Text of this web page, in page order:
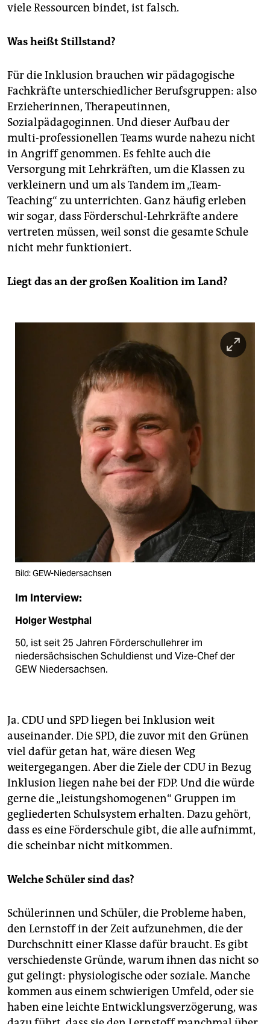
viele Ressourcen bindet, ist falsch.
Was heißt Stillstand?
Für die Inklusion brauchen wir pädagogische
Fachkräfte unterschiedlicher Berufsgruppen: also
Erzieherinnen, Therapeutinnen,
Sozialpädagoginnen. Und dieser Aufbau der
multi-professionellen Teams wurde nahezu nicht
in Angriff genommen. Es fehlte auch die
Versorgung mit Lehrkräften, um die Klassen zu
verkleinern und um als Tandem im „Team-
Teaching“ zu unterrichten. Ganz häufig erleben
wir sogar, dass Förderschul-Lehrkräfte andere
vertreten müssen, weil sonst die gesamte Schule
nicht mehr funktioniert.
Liegt das an der großen Koalition im Land?
Bild: GEW-Niedersachsen
Im Interview:
Holger Westphal
50, ist seit 25 Jahren Förderschullehrer im
niedersächsischen Schuldienst und Vize-Chef der
GEW Niedersachsen.
Ja. CDU und SPD liegen bei Inklusion weit
auseinander. Die SPD, die zuvor mit den Grünen
viel dafür getan hat, wäre diesen Weg
weitergegangen. Aber die Ziele der CDU in Bezug
Inklusion liegen nahe bei der FDP. Und die würde
gerne die „leistungshomogenen“ Gruppen im
gegliederten Schulsystem erhalten. Dazu gehört,
dass es eine Förderschule gibt, die alle aufnimmt,
die scheinbar nicht mitkommen.
Welche Schüler sind das?
Schülerinnen und Schüler, die Probleme haben,
den Lernstoff in der Zeit aufzunehmen, die der
Durchschnitt einer Klasse dafür braucht. Es gibt
verschiedenste Gründe, warum ihnen das nicht so
gut gelingt: physiologische oder soziale. Manche
kommen aus einem schwierigen Umfeld, oder sie
haben eine leichte Entwicklungsverzögerung, was